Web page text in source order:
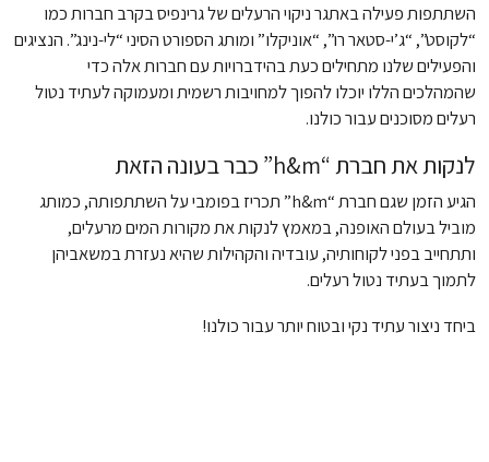
השתתפות פעילה באתגר ניקוי הרעלים של גרינפיס בקרב חברות כמו
“לקוסט”, “ג’י-סטאר רו”, “אוניקלו” ומותג הספורט הסיני “לי-נינג”. הנציגים
והפעילים שלנו מתחילים כעת בהידברויות עם חברות אלה כדי
שהמהלכים הללו יוכלו להפוך למחויבות רשמית ומעמוקה לעתיד נטול
רעלים מסוכנים עבור כולנו.
לנקות את חברת “h&m” כבר בעונה הזאת
הגיע הזמן שגם חברת “h&m” תכריז בפומבי על השתתפותה, כמותג
מוביל בעולם האופנה, במאמץ לנקות את מקורות המים מרעלים,
ותתחייב בפני לקוחותיה, עובדיה והקהילות שהיא נעזרת במשאביהן
לתמוך בעתיד נטול רעלים.
ביחד ניצור עתיד נקי ובטוח יותר עבור כולנו!